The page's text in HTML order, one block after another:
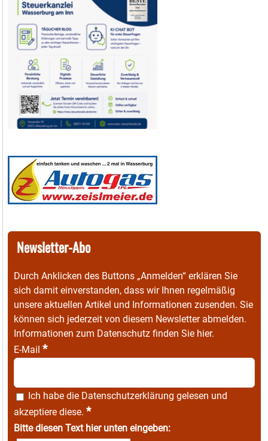
Newsletter-Abo
Durch Anklicken des Buttons „Anmelden“ erklären Sie
sich damit einverstanden, dass wir Ihnen regelmäßig
unsere aktuellen Artikel und Informationen zusenden. Sie
können sich jederzeit von diesem Newsletter abmelden.
Informationen zum Datenschutz finden Sie hier.
E-Mail *
Ich habe die Datenschutzerklärung gelesen und
akzeptiere diese. *
Bitte diesen Text hier unten eingeben: